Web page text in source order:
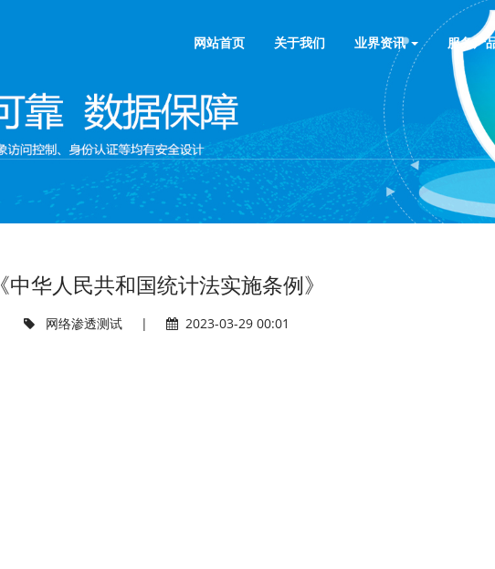
网站首页 关于我们 业界资讯 服务产
《中华人民共和国统计法实施条例》
网络渗透测试 | 2023-03-29 00:01